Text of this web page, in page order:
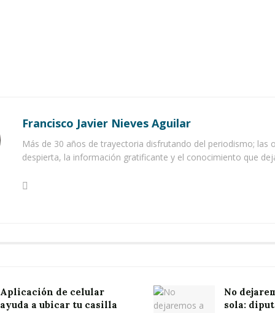
Francisco Javier Nieves Aguilar
Más de 30 años de trayectoria disfrutando del periodismo; las
despierta, la información gratificante y el conocimiento que
Aplicación de celular
ayuda a ubicar tu casilla
No
sola: